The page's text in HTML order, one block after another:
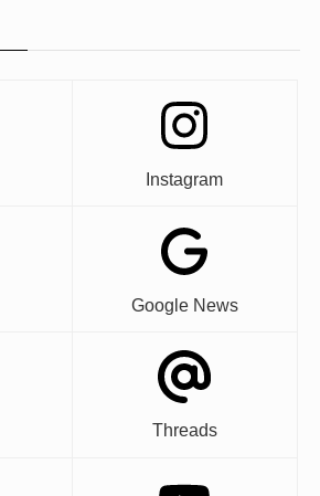
Instagram
Google News
Threads